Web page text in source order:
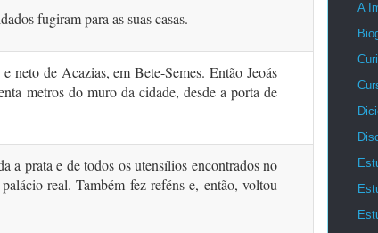
fugiram para as suas casas.
neto de Acazias, em Bete-Semes. Então Jeoás
metros do muro da cidade, desde a porta de
a prata e de todos os utensílios encontrados no
real. Também fez reféns e, então, voltou
A